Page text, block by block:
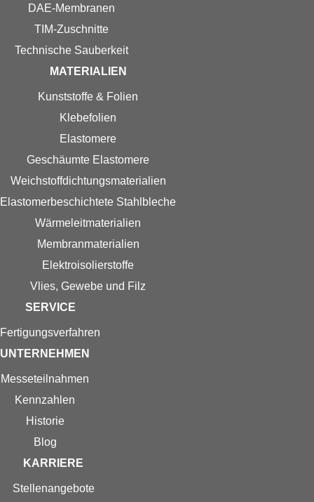
DAE-Membranen
TIM-Zuschnitte
Technische Sauberkeit
MATERIALIEN
Kunststoffe & Folien
Klebefolien
Elastomere
Geschäumte Elastomere
Weichstoff­dichtungs­materialien
Elastomer­beschichtete Stahlbleche
Wärmeleitmaterialien
Membranmaterialien
Elektroisolierstoffe
Vlies, Gewebe und Filz
SERVICE
Fertigungs­verfahren
UNTERNEHMEN
Messe­teilnahmen
Kennzahlen
Historie
Blog
KARRIERE
Stellenangebote